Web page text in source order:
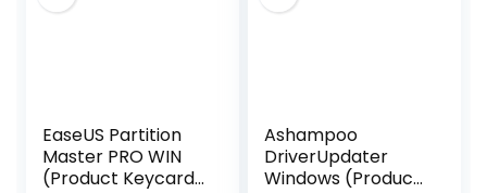
EaseUS Partition
Master PRO WIN
(Product Keycard
Ashampoo
DriverUpdater
Windows (Product